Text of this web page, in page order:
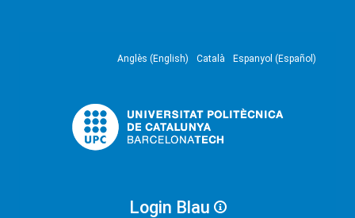
Anglès (English) Català Espanyol (Español)
Login Blau